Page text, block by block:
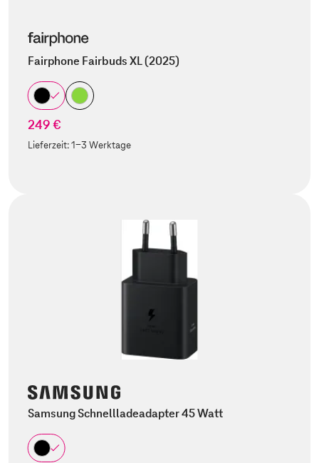
Fairphone Fairbuds XL (2025)
249 €
Lieferzeit:1-3 Werktage
Samsung Schnellladeadapter 45 Watt